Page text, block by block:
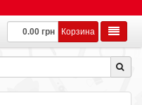
0.00 грн Корзина